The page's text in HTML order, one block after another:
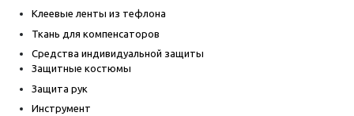
Клеевые ленты из тефлона
Ткань для компенсаторов
Средства индивидуальной защиты
Защитные костюмы
Защита рук
Инструмент